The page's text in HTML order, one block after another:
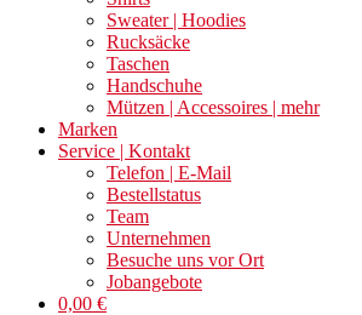
Sweater | Hoodies
Rucksäcke
Taschen
Handschuhe
Mützen | Accessoires | mehr
Marken
Service | Kontakt
Telefon | E-Mail
Bestellstatus
Team
Unternehmen
Besuche uns vor Ort
Jobangebote
0,00 €